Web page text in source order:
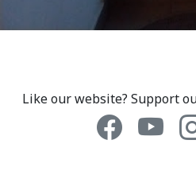
Like our website? Support